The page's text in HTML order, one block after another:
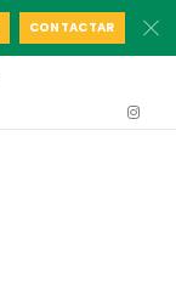
CONTACTAR